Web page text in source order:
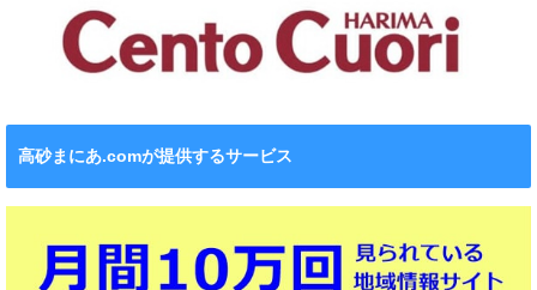
高砂まにあ.comが提供するサービス